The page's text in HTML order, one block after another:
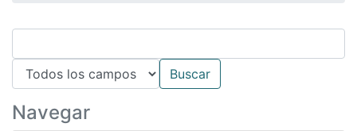
Navegar